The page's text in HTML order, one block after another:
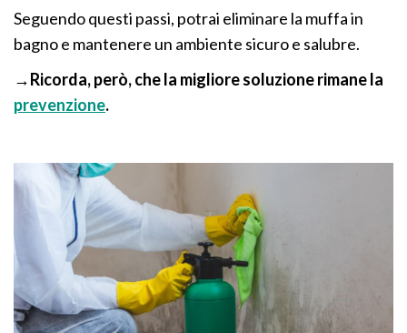
Seguendo questi passi, potrai eliminare la muffa in
bagno e mantenere un ambiente sicuro e salubre.
→Ricorda, però, che la migliore soluzione rimane la
prevenzione.